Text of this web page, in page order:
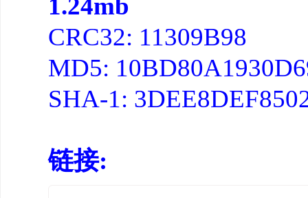
1.24mb
CRC32: 11309B98
MD5:
SHA-1:
链接: